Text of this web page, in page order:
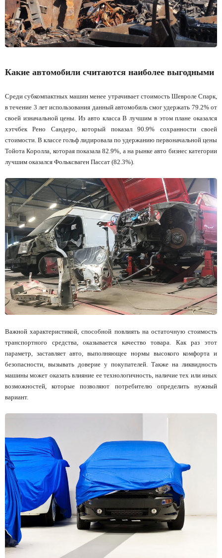
Какие автомобили считаются наиболее выгодными
Среди субкомпактных машин менее утрачивает стоимость Шевроле Спарк,
в течение 3 лет использования данный автомобиль смог удержать 79.2% от
своей изначальной цены. Из авто класса В лучшим в этом плане оказался
хэтчбек Рено Сандеро, который показал 90.9% сохранности своей
стоимости. В классе гольф лидировала по удержанию первоначальной цены
Тойота Королла, которая показала 82.9%, а на рынке авто бизнес категории
лучшим оказался Фольксваген Пассат (82.3%).
Важной характеристикой, способной повлиять на остаточную стоимость
транспортного средства, оказывается качество товара. Как раз этот
параметр, заставляет авто, выполняющее нормы высокого комфорта и
безопасности, вызывать доверие у покупателей. Также на ликвидность
машины может оказать влияние ее технологичность, наличие тех или иных
возможностей, которые позволяют потребителю определить нужный
вариант.